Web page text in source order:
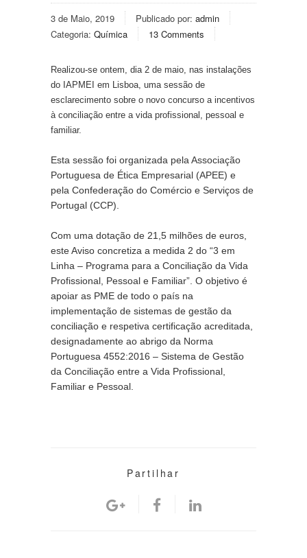
3 de Maio, 2019 Publicado por: admin
Categoria: Química 13 Comments
Realizou-se ontem, dia 2 de maio, nas instalações
do IAPMEI em Lisboa, uma sessão de
esclarecimento sobre o novo concurso a incentivos
à conciliação entre a vida profissional, pessoal e
familiar.
Esta sessão foi organizada pela Associação
Portuguesa de Ética Empresarial (APEE) e
pela Confederação do Comércio e Serviços de
Portugal (CCP).
Com uma dotação de 21,5 milhões de euros,
este Aviso concretiza a medida 2 do “3 em
Linha – Programa para a Conciliação da Vida
Profissional, Pessoal e Familiar”. O objetivo é
apoiar as PME de todo o país na
implementação de sistemas de gestão da
conciliação e respetiva certificação acreditada,
designadamente ao abrigo da Norma
Portuguesa 4552:2016 – Sistema de Gestão
da Conciliação entre a Vida Profissional,
Familiar e Pessoal.
Partilhar